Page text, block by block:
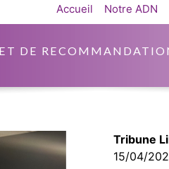
DE
Accueil Notre ADN
Tribune
15/04/